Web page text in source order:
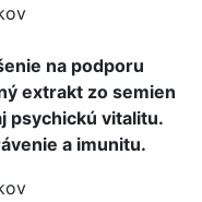
na podporu
extrakt zo semien
psychickú vitalitu.
a imunitu.